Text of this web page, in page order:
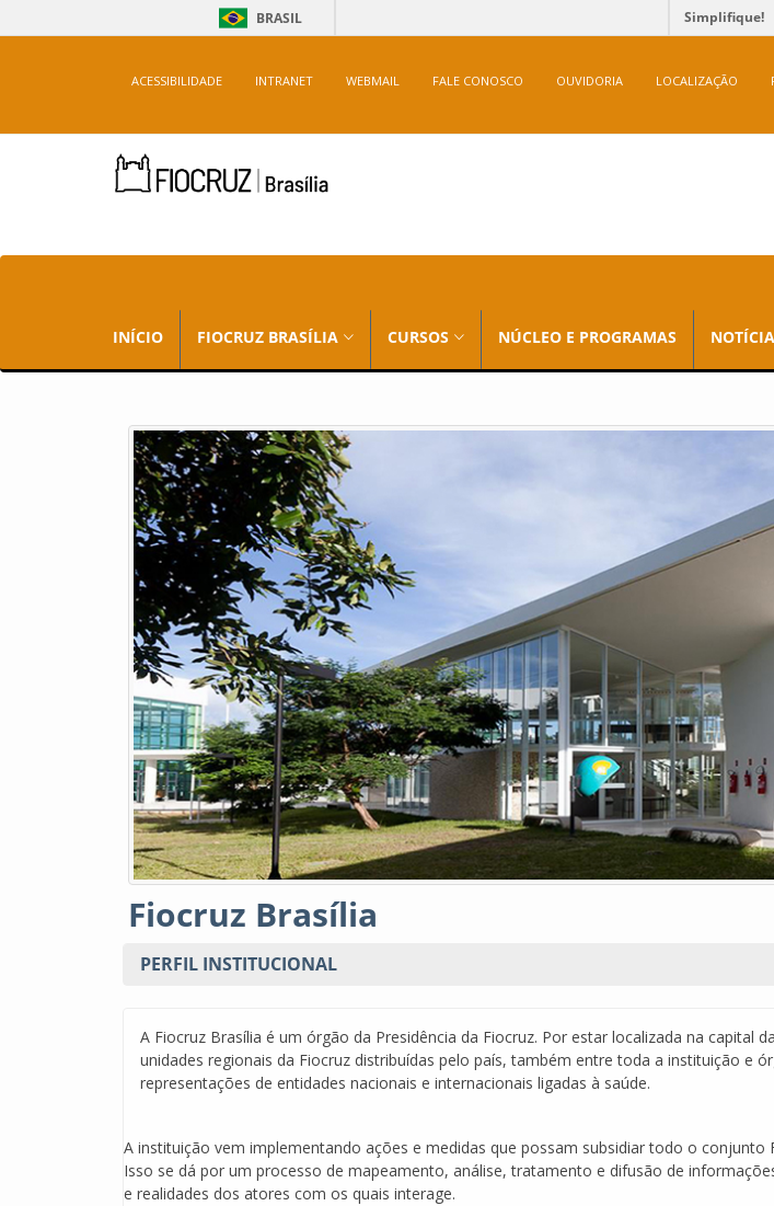
BRASIL Simplifique!
ACESSIBILIDADE INTRANET WEBMAIL FALE CONOSCO OUVIDORIA LOCALIZAÇÃO
INÍCIO FIOCRUZ BRASÍLIA CURSOS NÚCLEO E PROGRAMAS
Fiocruz Brasília
PERFIL INSTITUCIONAL
A Fiocruz Brasília é um órgão da Presidência da Fiocruz. Por estar localizada na capital
unidades regionais da Fiocruz distribuídas pelo país, também entre toda a instituição e
representações de entidades nacionais e internacionais ligadas à saúde.
A instituição vem implementando ações e medidas que possam subsidiar todo o
Isso se dá por um processo de mapeamento, análise, tratamento e difusão de
e realidades dos atores com os quais interage.